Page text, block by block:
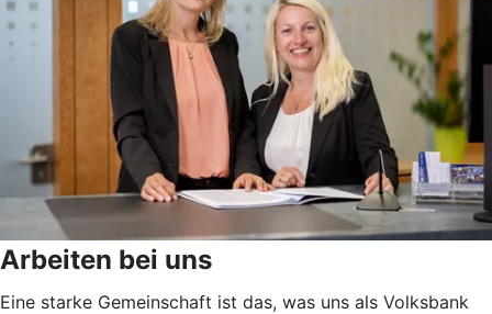
Arbeiten bei uns
Eine starke Gemeinschaft ist das, was uns als Volksbank